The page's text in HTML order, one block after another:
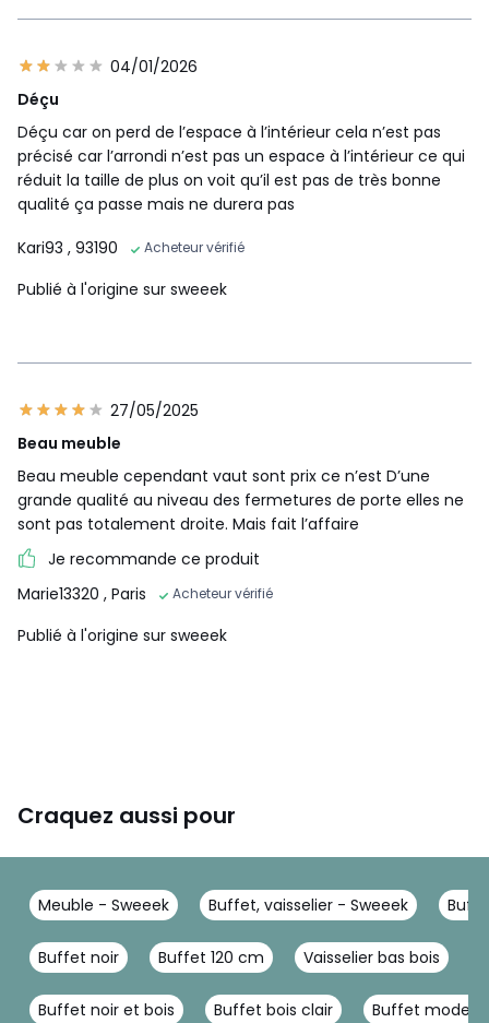
04/01/2026
Déçu
Déçu car on perd de l’espace à l’intérieur cela n’est pas
précisé car l’arrondi n’est pas un espace à l’intérieur ce qui
réduit la taille de plus on voit qu’il est pas de très bonne
qualité ça passe mais ne durera pas
Kari93 , 93190 Acheteur vérifié
Publié à l'origine sur sweeek
27/05/2025
Beau meuble
Beau meuble cependant vaut sont prix ce n’est D’une
grande qualité au niveau des fermetures de porte elles ne
sont pas totalement droite. Mais fait l’affaire
Je recommande ce produit
Marie13320 , Paris Acheteur vérifié
Publié à l'origine sur sweeek
Craquez aussi pour
Meuble - Sweeek Buffet, vaisselier - Sweeek
Buffet noir Buffet 120 cm Vaisselier bas bois
Buffet noir et bois Buffet bois clair Buffet